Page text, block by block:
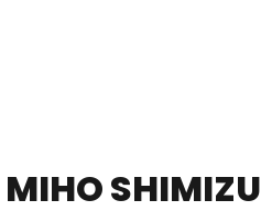
SHIMIZU